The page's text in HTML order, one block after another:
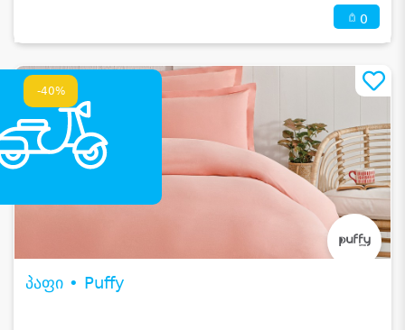
0
-40%
პაფი • Puffy